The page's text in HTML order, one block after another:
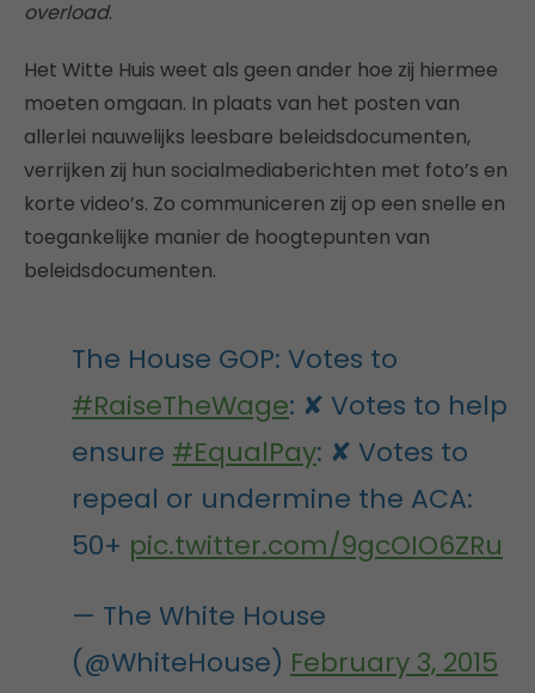
overload.
Het Witte Huis weet als geen ander hoe zij hiermee
moeten omgaan. In plaats van het posten van
allerlei nauwelijks leesbare beleidsdocumenten,
verrijken zij hun socialmediaberichten met foto’s en
korte video’s. Zo communiceren zij op een snelle en
toegankelijke manier de hoogtepunten van
beleidsdocumenten.
The House GOP: Votes to
#RaiseTheWage: ✘ Votes to help
ensure #EqualPay: ✘ Votes to
repeal or undermine the ACA:
50+ pic.twitter.com/9gcOIO6ZRu
— The White House
(@WhiteHouse) February 3, 2015